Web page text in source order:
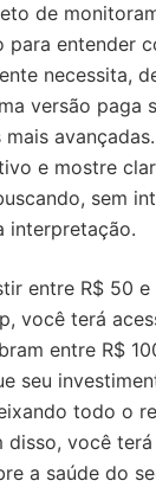
de
para entender
necessita,
versão paga
e mostre
sem
interpretação.
entre R$ 50 e
você terá
entre R$
seu
todo o
disso, você
a saúde do